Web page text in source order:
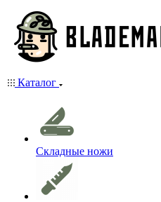
Каталог
Складные ножи